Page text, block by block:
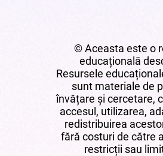
© Aceasta este o
educațională
Resursele
sunt materiale de
învățare și cercetare,
accesul, utilizarea,
redistribuirea
fără costuri de către
restricții sau